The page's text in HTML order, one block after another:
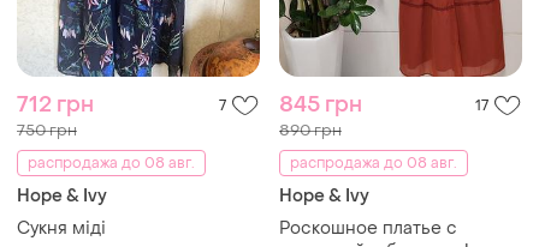
712 грн 7
750 грн
распродажа до 08 авг.
Hope & Ivy
Сукня міді
845 грн 17
890 грн
распродажа до 08 авг.
Hope & Ivy
Роскошное платье с